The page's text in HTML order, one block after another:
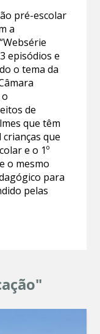
pré-escolar
a
episódios e
o tema da
de
que têm
que
e o 1º
o mesmo
para
pelas